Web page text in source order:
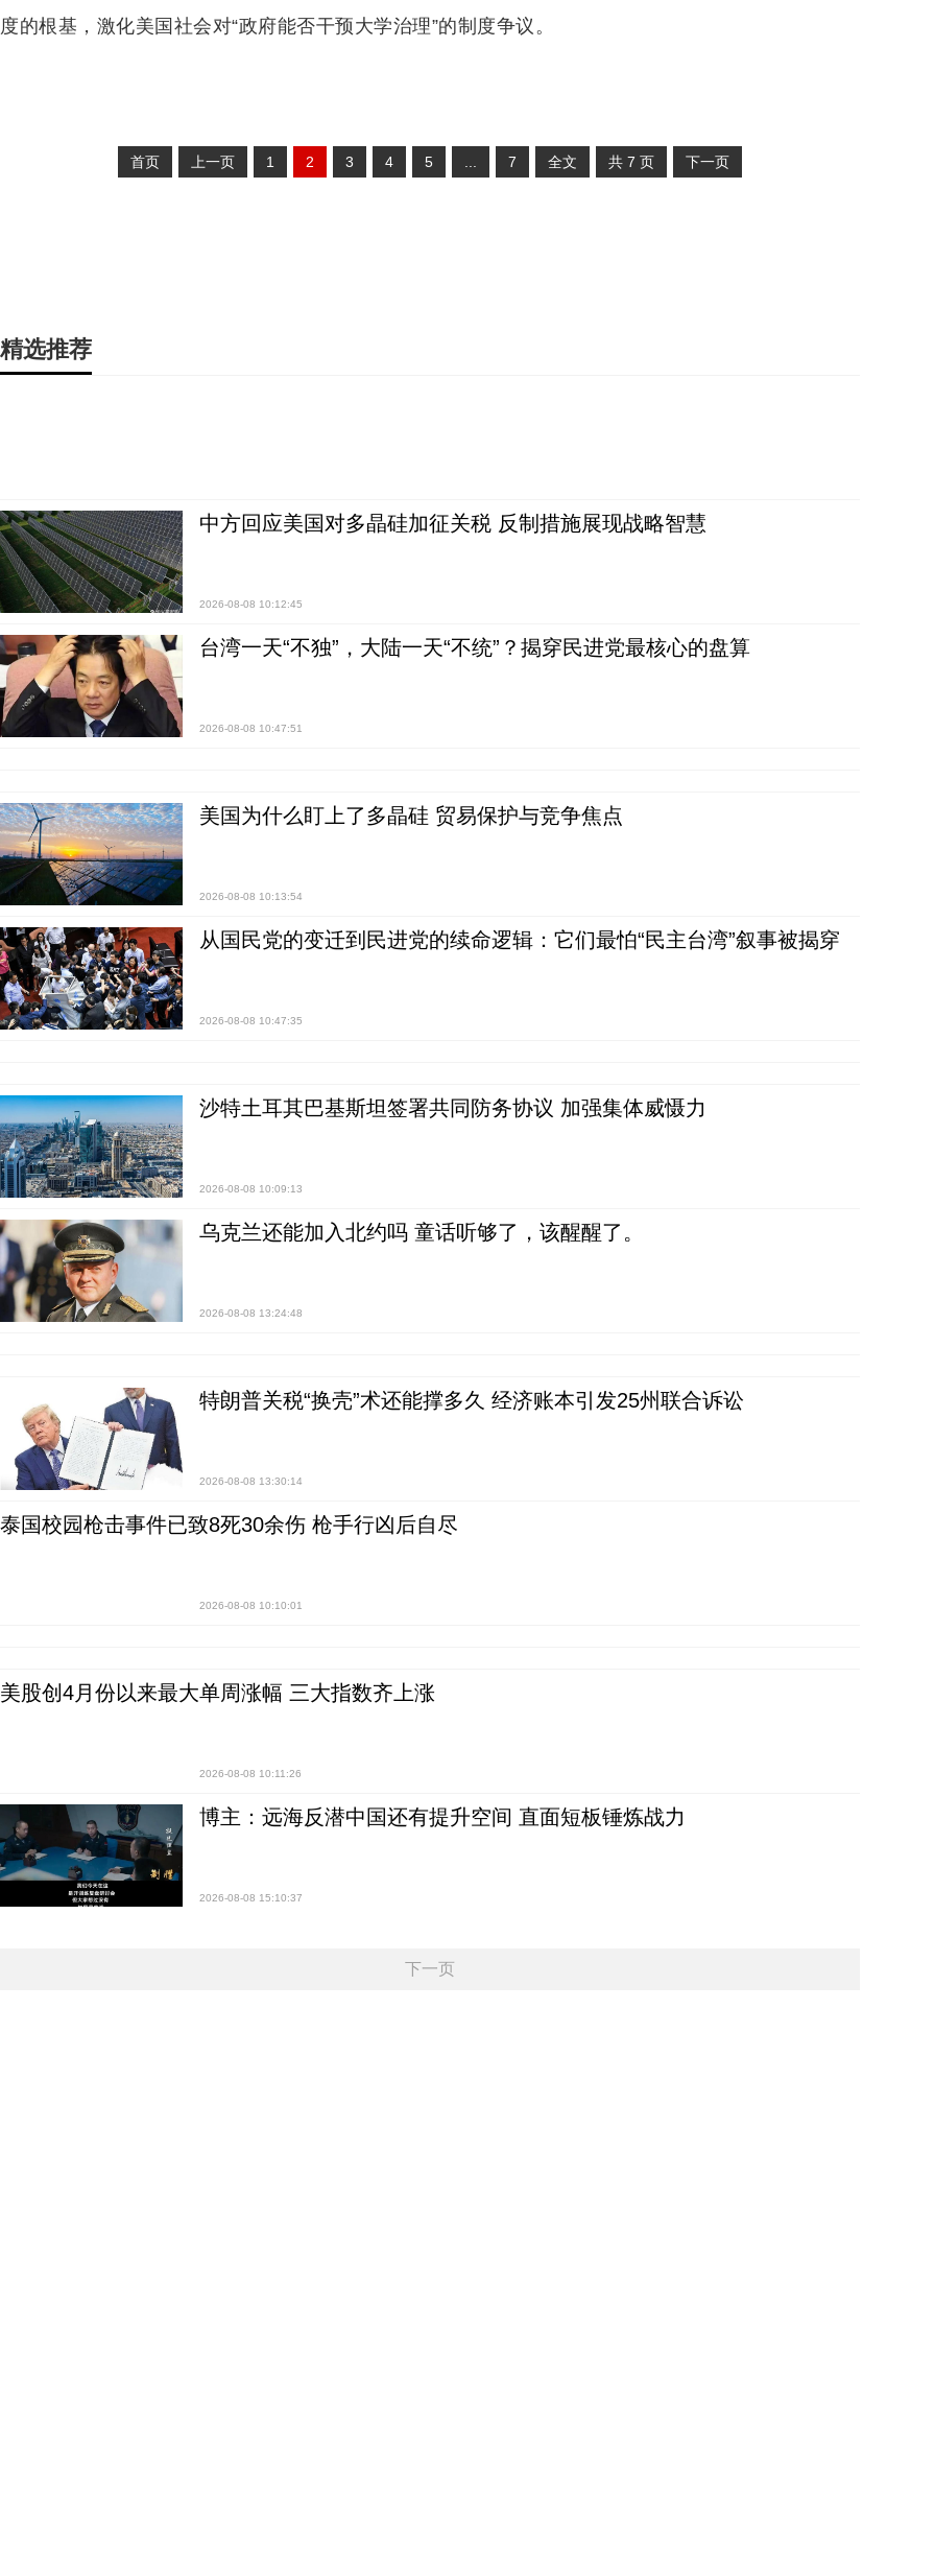
度的根基，激化美国社会对“政府能否干预大学治理”的制度争议。
首页 上一页 1 2 3 4 5 7 全文 共 7 页 下一页
精选推荐
中方回应美国对多晶硅加征关税 反制措施展现战略智慧
2026-08-08 10:12:45
台湾一天“不独”，大陆一天“不统”？揭穿民进党最核心的盘算
2026-08-08 10:47:51
美国为什么盯上了多晶硅 贸易保护与竞争焦点
2026-08-08 10:13:54
从国民党的变迁到民进党的续命逻辑：它们最怕“民主台湾”叙事被揭穿
2026-08-08 10:47:35
沙特土耳其巴基斯坦签署共同防务协议 加强集体威慑力
2026-08-08 10:09:13
乌克兰还能加入北约吗 童话听够了，该醒醒了。
2026-08-08 13:24:48
特朗普关税“换壳”术还能撑多久 经济账本引发25州联合诉讼
2026-08-08 13:30:14
泰国校园枪击事件已致8死30余伤 枪手行凶后自尽
2026-08-08 10:10:01
美股创4月份以来最大单周涨幅 三大指数齐上涨
2026-08-08 10:11:26
博主：远海反潜中国还有提升空间 直面短板锤炼战力
2026-08-08 15:10:37
下一页